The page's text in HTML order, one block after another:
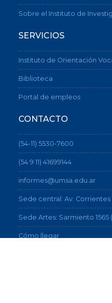
Sobre el Instituto de
SERVICIOS
Instituto de Orientación
Biblioteca
Portal de empleos
CONTACTO
(54-11) 5530-7600
(54 9 11) 41699144
informes@umsa.edu.ar
Sede central: Av. Corrientes
Sede Artes: Sarmiento 1565
Cómo llegar